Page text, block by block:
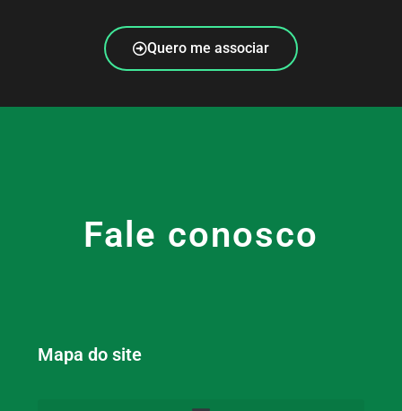
Quero me associar
Fale conosco
Mapa do site